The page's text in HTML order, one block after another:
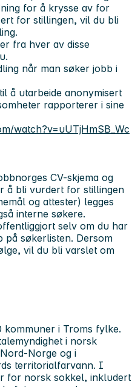
for å krysse av for
for stillingen, vil du bli
fra hver av disse
når man søker jobb i
å utarbeide anonymisert
rapporterer i sine
watch?v=uUTjHmSB_Wc
CV-skjema og
å bli vurdert for stillingen
og attester) legges
interne søkere.
selv om du har
på søkerlisten. Dersom
vil du bli varslet om
kommuner i Troms fylke.
i norsk
Norge og i
territorialfarvann. I
for norsk sokkel, inkludert